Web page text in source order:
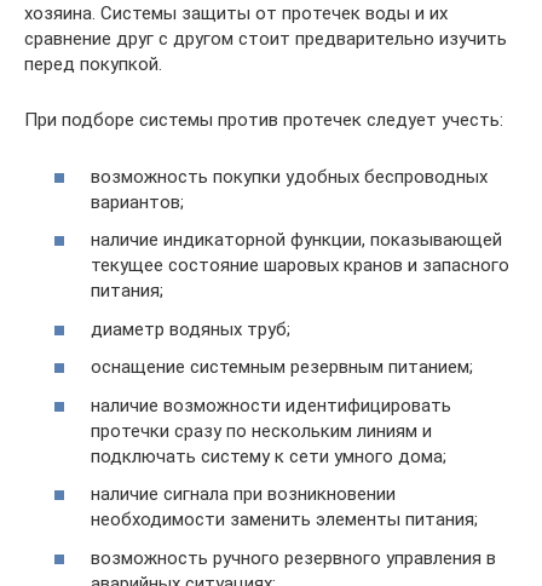
хозяина. Системы защиты от протечек воды и их
сравнение друг с другом стоит предварительно изучить
перед покупкой.
При подборе системы против протечек следует учесть:
возможность покупки удобных беспроводных
вариантов;
наличие индикаторной функции, показывающей
текущее состояние шаровых кранов и запасного
питания;
диаметр водяных труб;
оснащение системным резервным питанием;
наличие возможности идентифицировать
протечки сразу по нескольким линиям и
подключать систему к сети умного дома;
наличие сигнала при возникновении
необходимости заменить элементы питания;
возможность ручного резервного управления в